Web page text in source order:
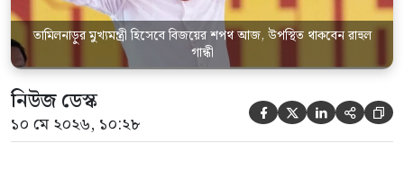
তামিলনাড়ুর মুখ্যমন্ত্রী হিসেবে বিজয়ের শপথ আজ, উপস্থিত থাকবেন রাহুল
গান্ধী
নিউজ ডেস্ক
১০ মে ২০২৬, ১০:২৮     